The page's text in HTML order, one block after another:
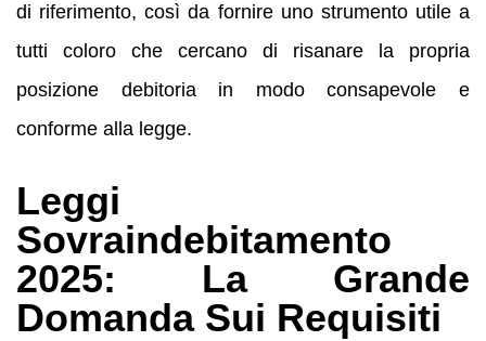
di riferimento, così da fornire uno strumento utile a
tutti coloro che cercano di risanare la propria
posizione debitoria in modo consapevole e
conforme alla legge.
Leggi
Sovraindebitamento
2025: La Grande
Domanda Sui Requisiti